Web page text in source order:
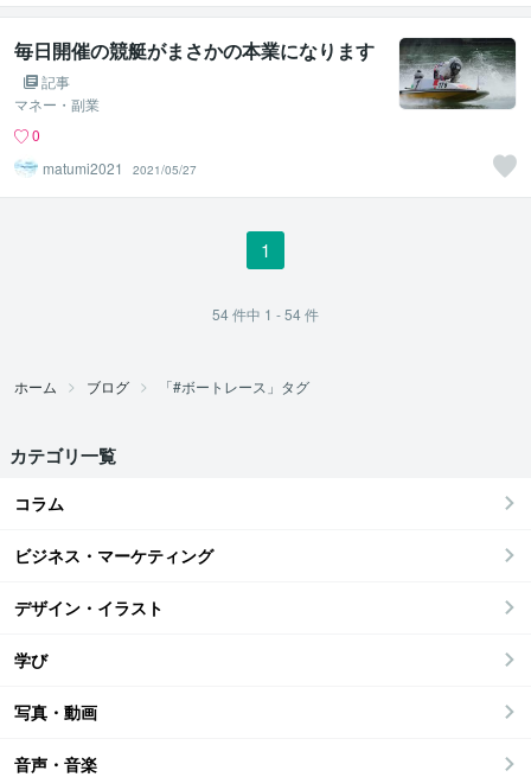
毎日開催の競艇がまさかの本業になります
記事
マネー・副業
0
matumi2021
2021/05/27
1
54件中 1 - 54件
ホーム ブログ 「#ボートレース」タグ
カテゴリ一覧
コラム
ビジネス・マーケティング
デザイン・イラスト
学び
写真・動画
音声・音楽